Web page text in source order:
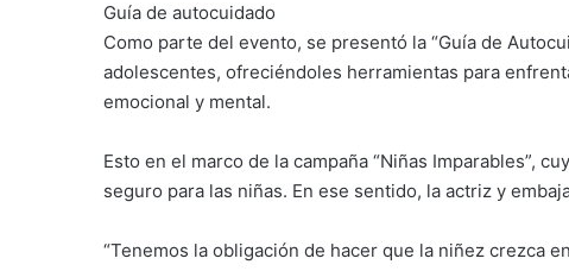
Guía de autocuidado
Como parte del evento, se presentó la “Guía de
adolescentes, ofreciéndoles herramientas para
emocional y mental.
Esto en el marco de la campaña “Niñas Imparables”,
seguro para las niñas. En ese sentido, la actriz y
“Tenemos la obligación de hacer que la niñez crezca